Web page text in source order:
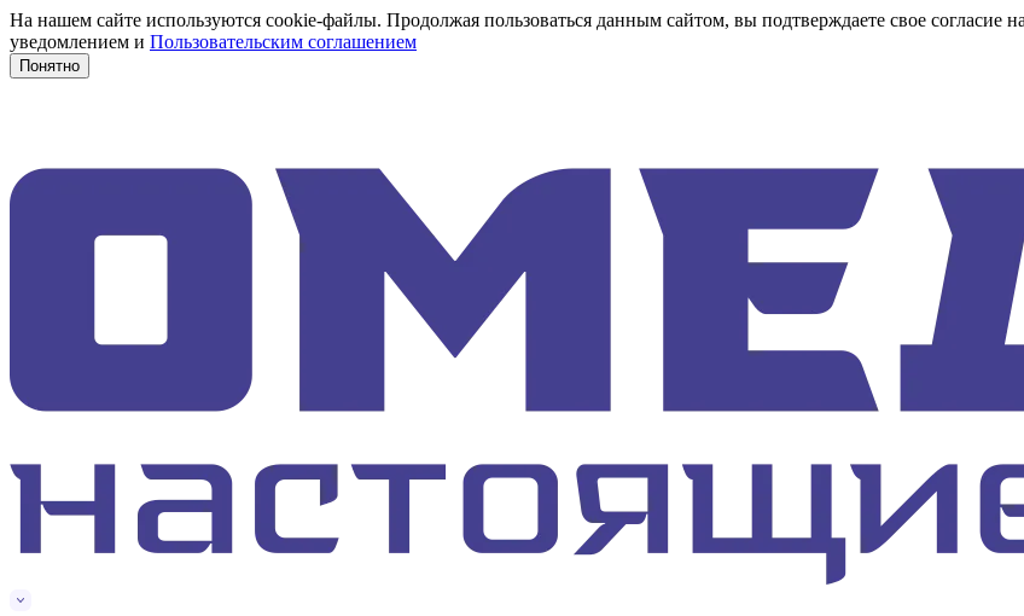
На нашем сайте используются cookie-файлы. Продолжая пользоваться данным сайтом, вы подтверждаете свое согласие
уведомлением и Пользовательским соглашением
Понятно